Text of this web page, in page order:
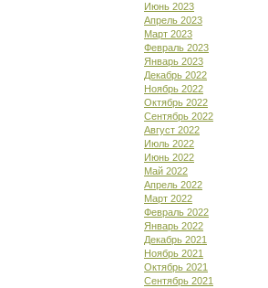
Июнь 2023
Апрель 2023
Март 2023
Февраль 2023
Январь 2023
Декабрь 2022
Ноябрь 2022
Октябрь 2022
Сентябрь 2022
Август 2022
Июль 2022
Июнь 2022
Май 2022
Апрель 2022
Март 2022
Февраль 2022
Январь 2022
Декабрь 2021
Ноябрь 2021
Октябрь 2021
Сентябрь 2021